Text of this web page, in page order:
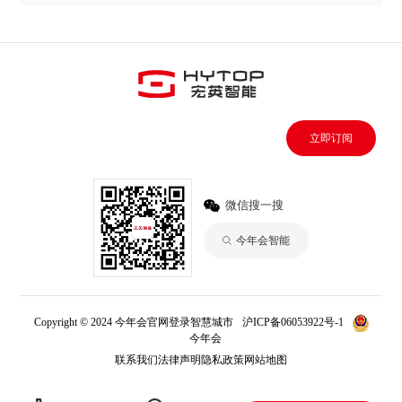
立即订阅
微信搜一搜
今年会智能
Copyright © 2024 今年会官网登录智慧城市
沪ICP备06053922号-1
今年会
联系我们法律声明 隐私政策网站地图